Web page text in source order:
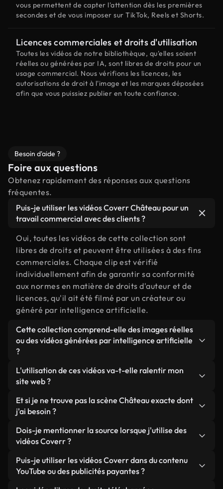
vous permettent de capter l'attention dès les premières
secondes et de vous imposer sur TikTok, Reels et Shorts.
Licences commerciales et droits d'utilisation
Toutes les vidéos de notre bibliothèque, qu'elles soient
réelles ou générées par IA, sont libres de droits pour un
usage commercial. Nous vérifions les licences, les
autorisations de droit à l'image et les marques déposées
afin que vous puissiez publier en toute confiance.
Besoin d'aide ?
Foire aux questions
Obtenez rapidement des réponses aux questions
fréquentes.
Puis-je utiliser les vidéos Coverr Château pour un
travail commercial avec des clients ?
Oui, toutes les vidéos de cette collection sont
libres de droits et peuvent être utilisées à des fins
commerciales. Chaque clip est vérifié
individuellement afin de garantir sa conformité
aux normes en matière de droits d'auteur et de
licences, qu'il ait été filmé par un créateur ou
généré par intelligence artificielle.
Cette collection comprend-elle des images réelles
ou des vidéos générées par intelligence artificielle
?
Les deux. Il s'agit d'une bibliothèque hybride
composée de véritables images filmées par des
générées par IA. Chaque vidéo est clairement
identifiée afin que vous sachiez toujours ce que
vous utilisez.
L'utilisation de ces vidéos va-t-elle ralentir mon
site web ?
Sauf si vous choisissez nos versions optimisées.
Nous proposons des formats légers, prêts pour le
ils conservent une qualité élevée tout en
minimisant les temps de chargement et en
améliorant des indicateurs comme le LCP.
Et si je ne trouve pas la scène Château exacte dont
j'ai besoin ?
Vous pouvez en créer une instantanément avec
Coverr AI Studio. Il vous suffit de décrire la scène,
Studio générera en quelques secondes une vidéo
personnalisée conforme à nos normes de licence.
Dois-je mentionner la source lorsque j'utilise des
vidéos Coverr ?
Aucune attribution n'est requise. Toutes les vidéos
de notre bibliothèque sont libres de droits et
Puis-je utiliser les vidéos Coverr dans du contenu
YouTube ou des publicités payantes ?
Oui. Toutes les séquences vidéo de Coverr peuvent